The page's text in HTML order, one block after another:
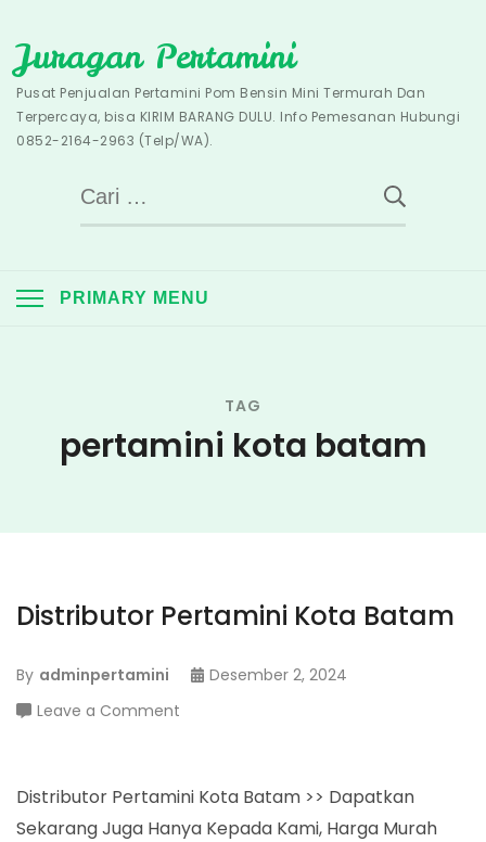
to
content
Juragan Pertamini
Pusat Penjualan Pertamini Pom Bensin Mini Termurah Dan
Terpercaya, bisa KIRIM BARANG DULU. Info Pemesanan Hubungi
0852-2164-2963 (Telp/WA).
Cari
untuk:
PRIMARY MENU
TAG
pertamini kota batam
Distributor Pertamini Kota Batam
By adminpertamini
Desember 2, 2024
Leave a Comment
Kota
Batam
Distributor Pertamini Kota Batam >> Dapatkan
Sekarang Juga Hanya Kepada Kami, Harga Murah